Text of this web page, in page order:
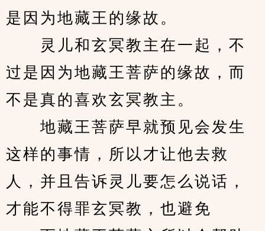
是因为地藏王的缘故。
灵儿和玄冥教主在一起，不
过是因为地藏王菩萨的缘故，而
不是真的喜欢玄冥教主。
地藏王菩萨早就预见会发生
这样的事情，所以才让他去救
人，并且告诉灵儿要怎么说话，
才能不得罪玄冥教，也避免